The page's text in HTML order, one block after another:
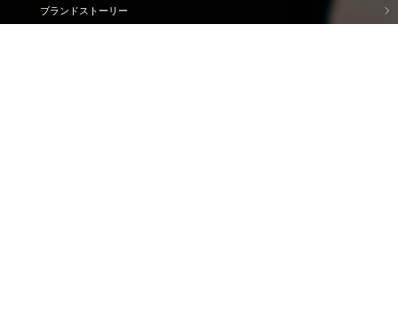
ブランドストーリー